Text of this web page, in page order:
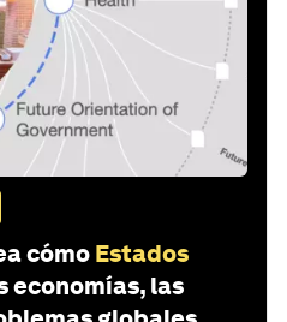
cómo Estados
economías, las